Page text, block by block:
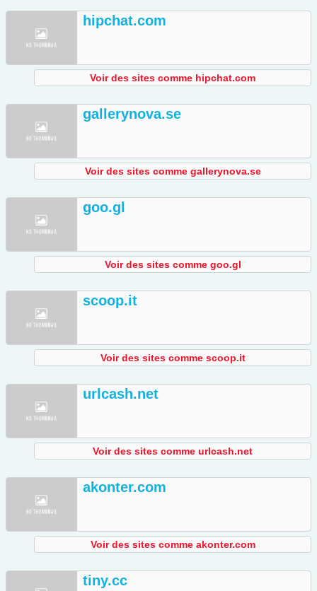
hipchat.com
Voir des sites comme hipchat.com
gallerynova.se
Voir des sites comme gallerynova.se
goo.gl
Voir des sites comme goo.gl
scoop.it
Voir des sites comme scoop.it
urlcash.net
Voir des sites comme urlcash.net
akonter.com
Voir des sites comme akonter.com
tiny.cc